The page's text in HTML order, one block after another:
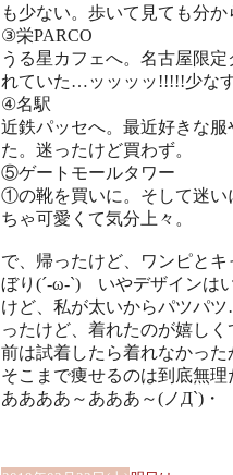
も少ない。歩いて見ても分
③栄PARCO
うる星カフェへ。名古屋限
れていた…ッッッッ!!!!!少な
④名駅
近鉄パッセへ。最近好きな
た。迷ったけど買わず。
⑤ゲートモールタワー
①の靴を買いに。そして迷い
ちゃ可愛くて気分上々。
で、帰ったけど、ワンピと
ぼり(´-ω-`) いやデザインは
けど、私が太いからパツパ
ったけど、着れたのが嬉し
前は試着したら着れなかった
そこまで痩せるのは到底無
ああああ～あああ～(ノД`)・